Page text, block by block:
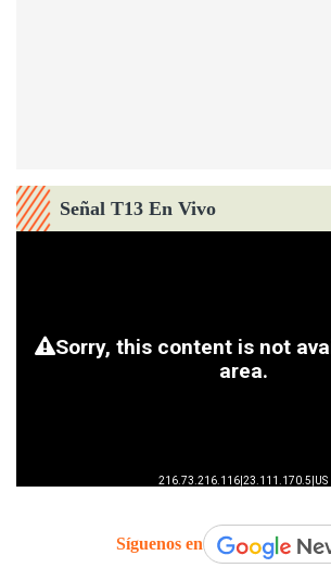
Señal T13 En Vivo
Síguenos en